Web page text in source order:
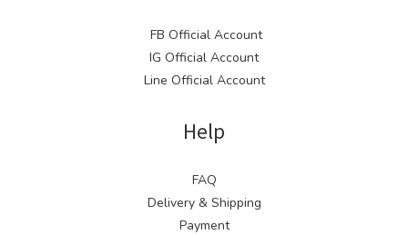
FB Official Account
IG Official Account
Line Official Account
Help
FAQ
Delivery & Shipping
Payment